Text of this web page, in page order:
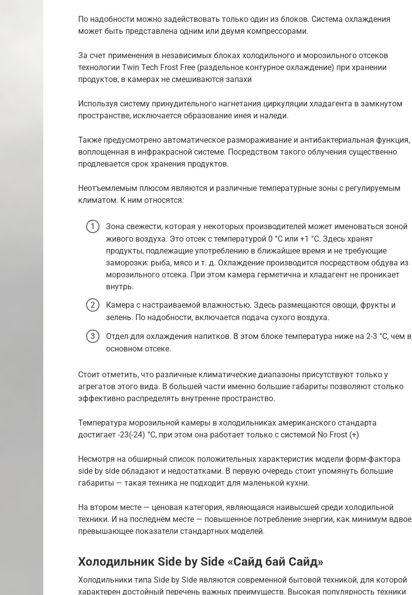
По надобности можно задействовать только один из блоков. Система охлаждения
может быть представлена одним или двумя компрессорами.
За счет применения в независимых блоках холодильного и морозильного отсеков
технологии Twin Tech Frost Free (раздельное контурное охлаждение) при хранении
продуктов, в камерах не смешиваются запахи
Используя систему принудительного нагнетания циркуляции хладагента в замкнутом
пространстве, исключается образование инея и наледи.
Также предусмотрено автоматическое размораживание и антибактериальная функция,
воплощенная в инфракрасной системе. Посредством такого облучения существенно
продлевается срок хранения продуктов.
Неотъемлемым плюсом являются и различные температурные зоны с регулируемым
климатом. К ним относятся:
Зона свежести, которая у некоторых производителей может именоваться зоной
живого воздуха. Это отсек с температурой 0 °C или +1 °C. Здесь хранят
продукты, подлежащие употреблению в ближайшее время и не требующие
заморозки: рыба, мясо и т. д. Охлаждение производится посредством обдува из
морозильного отсека. При этом камера герметична и хладагент не проникает
внутрь.
Камера с настраиваемой влажностью. Здесь размещаются овощи, фрукты и
зелень. По надобности, включается подача сухого воздуха.
Отдел для охлаждения напитков. В этом блоке температура ниже на 2-3 °C, чем в
основном отсеке.
Стоит отметить, что различные климатические диапазоны присутствуют только у
агрегатов этого вида. В большей части именно большие габариты позволяют столько
эффективно распределять внутренне пространство.
Температура морозильной камеры в холодильниках американского стандарта
достигает -23(-24) °C, при этом она работает только с системой No Frost (+)
Несмотря на обширный список положительных характеристик модели форм-фактора
side by side обладают и недостатками. В первую очередь стоит упомянуть большие
габариты — такая техника не подходит для маленькой кухни.
На втором месте — ценовая категория, являющаяся наивысшей среди холодильной
техники. И на последнем месте — повышенное потребление энергии, как минимум вдвое
превышающее показатели стандартных моделей.
Холодильник Side by Side «Сайд бай Сайд»
Холодильники типа Side by Side являются современной бытовой техникой, для которой
характерен достойный перечень важных преимуществ. Высокая популярность техники